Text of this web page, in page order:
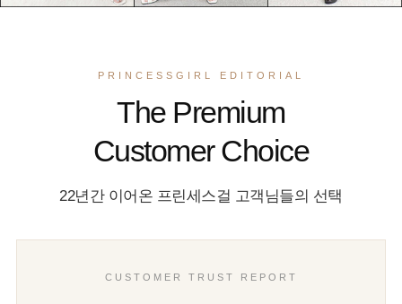
PRINCESSGIRL EDITORIAL
The Premium
Customer Choice
22년간 이어온 프린세스걸 고객님들의 선택
CUSTOMER TRUST REPORT